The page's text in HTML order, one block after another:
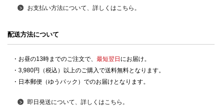
お支払い方法について、詳しくはこちら。
配送方法について
・お昼の13時までのご注文で、 最短翌日 にお届け。
・3,980円（税込）以上のご購入で送料無料となります。
・日本郵便（ゆうパック）でのお届けとなります。
即日発送について、詳しくはこちら。